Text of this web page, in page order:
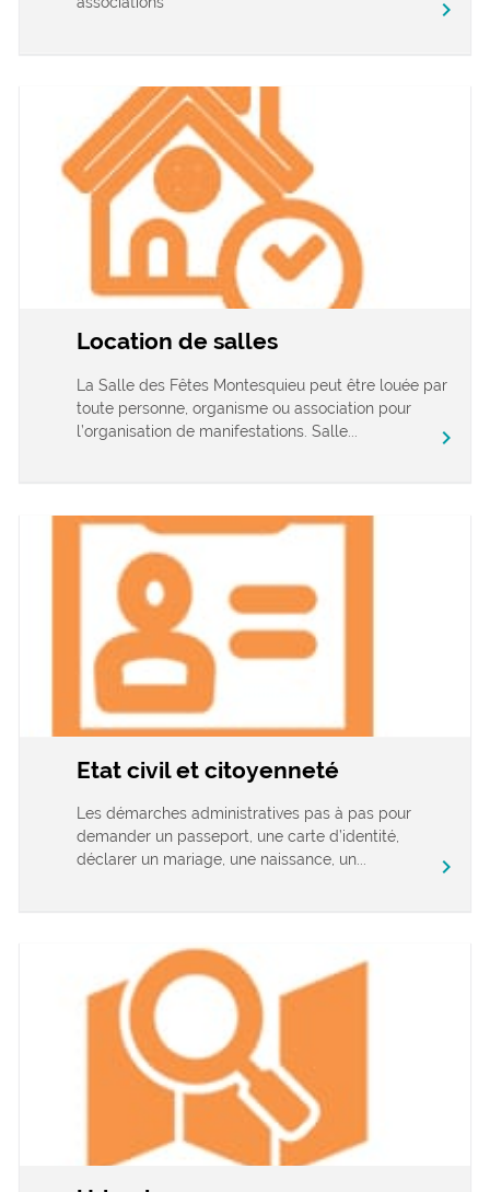
chevron_right
Location de salles
La Salle des Fêtes Montesquieu peut être louée par
toute personne, organisme ou association pour
l’organisation de manifestations. Salle...
chevron_right
Etat civil et citoyenneté
Les démarches administratives pas à pas pour
demander un passeport, une carte d’identité,
déclarer un mariage, une naissance, un...
chevron_right